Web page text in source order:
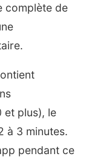
complète de
et plus), le
à 3 minutes.
pendant ce